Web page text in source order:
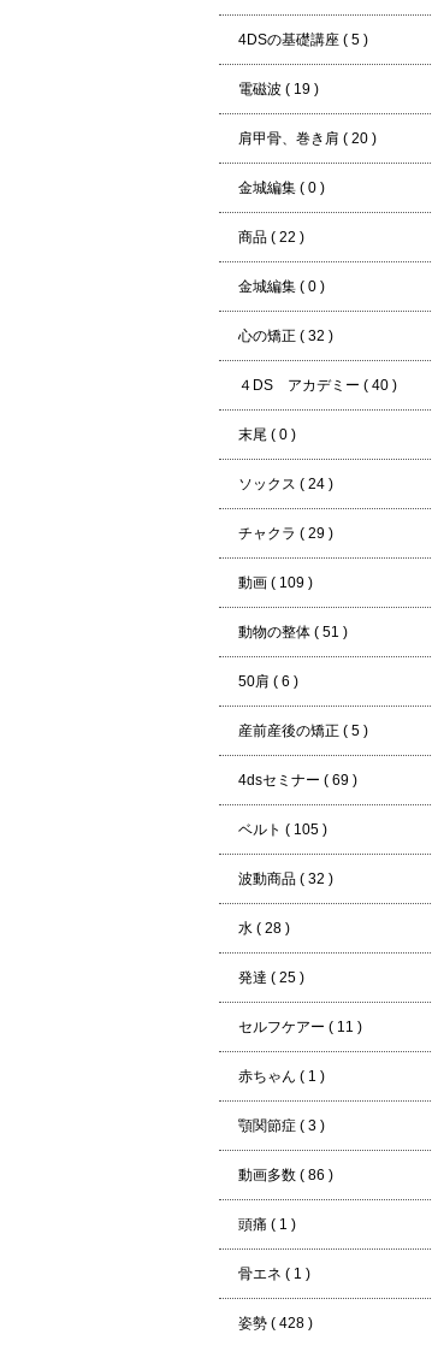
4DSの基礎講座 ( 5 )
電磁波 ( 19 )
肩甲骨、巻き肩 ( 20 )
金城編集 ( 0 )
商品 ( 22 )
金城編集 ( 0 )
心の矯正 ( 32 )
４DS アカデミー ( 40 )
末尾 ( 0 )
ソックス ( 24 )
チャクラ ( 29 )
動画 ( 109 )
動物の整体 ( 51 )
50肩 ( 6 )
産前産後の矯正 ( 5 )
4dsセミナー ( 69 )
ベルト ( 105 )
波動商品 ( 32 )
水 ( 28 )
発達 ( 25 )
セルフケアー ( 11 )
赤ちゃん ( 1 )
顎関節症 ( 3 )
動画多数 ( 86 )
頭痛 ( 1 )
骨エネ ( 1 )
姿勢 ( 428 )